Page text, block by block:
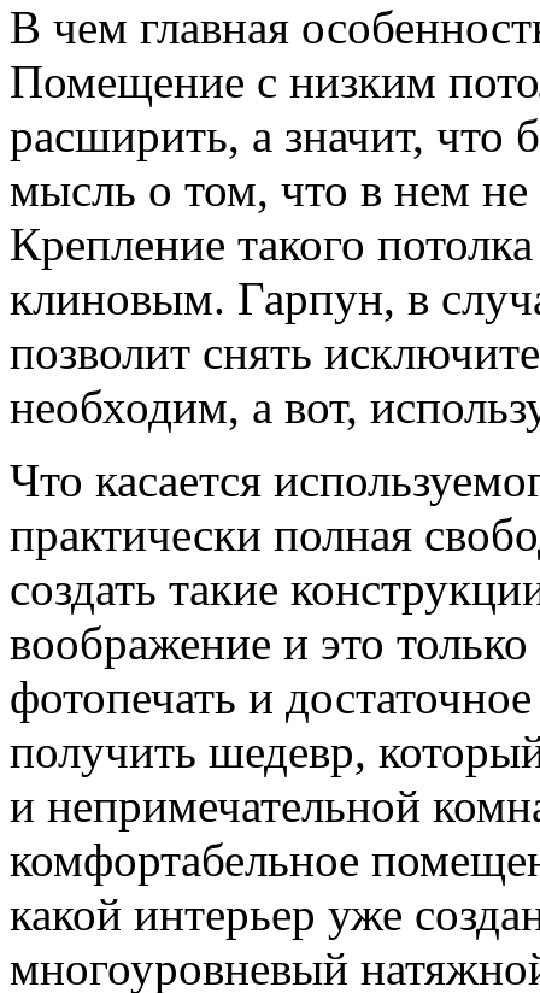
В чем главная
Помещение с низким
расширить, а значит, что
мысль о том, что в нем
Крепление такого
клиновым. Гарпун, в
позволит снять
необходим, а вот,
Что касается
практически полная
создать такие
воображение и это
фотопечать и
получить шедевр,
и непримечательной
комфортабельное
какой интерьер уже
многоуровневый